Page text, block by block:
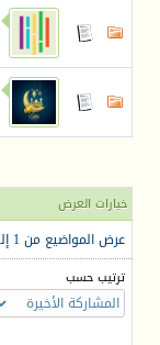
خيارات العرض
عرض المواضيع من 1 إلى 20 من 62
ترتيب حسب